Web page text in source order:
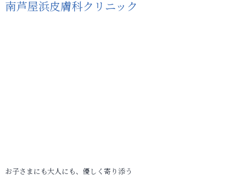
南芦屋浜皮膚科クリニック
お子さまにも大人にも、優しく寄り添う